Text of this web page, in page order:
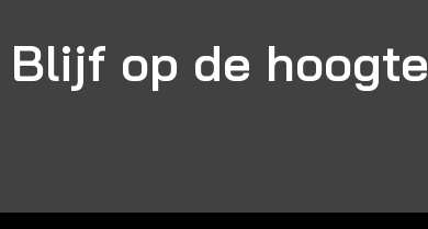
Blijf op de hoogte